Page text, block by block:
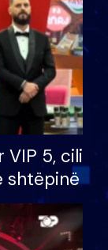
5, cili
shtëpinë